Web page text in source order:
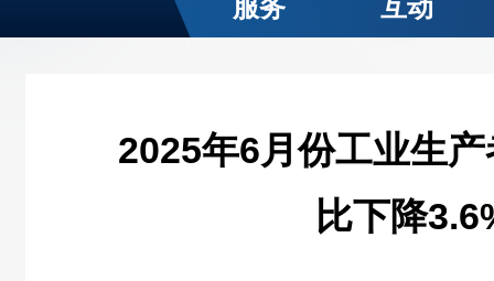
服务
互动
2025年6月份工业生
比下降